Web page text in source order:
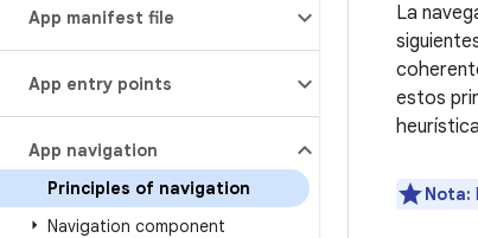
App manifest file
App entry points
App navigation
Principles of navigation
Navigation component
La
estos
Nota: